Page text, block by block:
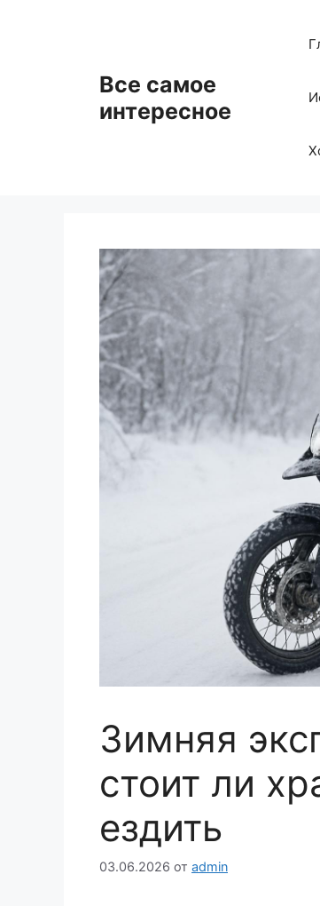
Все самое
интересное
Зимняя
стоит ли
ездить
03.06.2026 от admin